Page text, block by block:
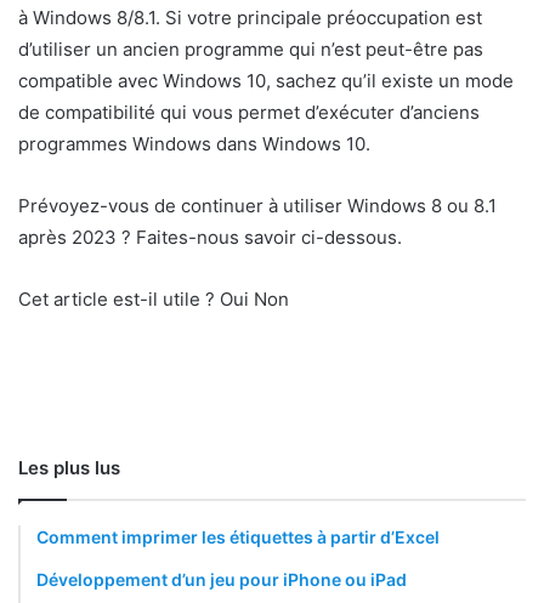
à Windows 8/8.1. Si votre principale préoccupation est
d’utiliser un ancien programme qui n’est peut-être pas
compatible avec Windows 10, sachez qu’il existe un mode
de compatibilité qui vous permet d’exécuter d’anciens
programmes Windows dans Windows 10.
Prévoyez-vous de continuer à utiliser Windows 8 ou 8.1
après 2023 ? Faites-nous savoir ci-dessous.
Cet article est-il utile ? Oui Non
Les plus lus
Comment imprimer les étiquettes à partir d’Excel
Développement d’un jeu pour iPhone ou iPad